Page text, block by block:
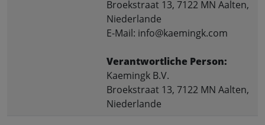
Broekstraat 13, 7122 MN Aalten,
Niederlande
E-Mail: info@kaemingk.com
Verantwortliche Person:
Kaemingk B.V.
Broekstraat 13, 7122 MN Aalten,
Niederlande